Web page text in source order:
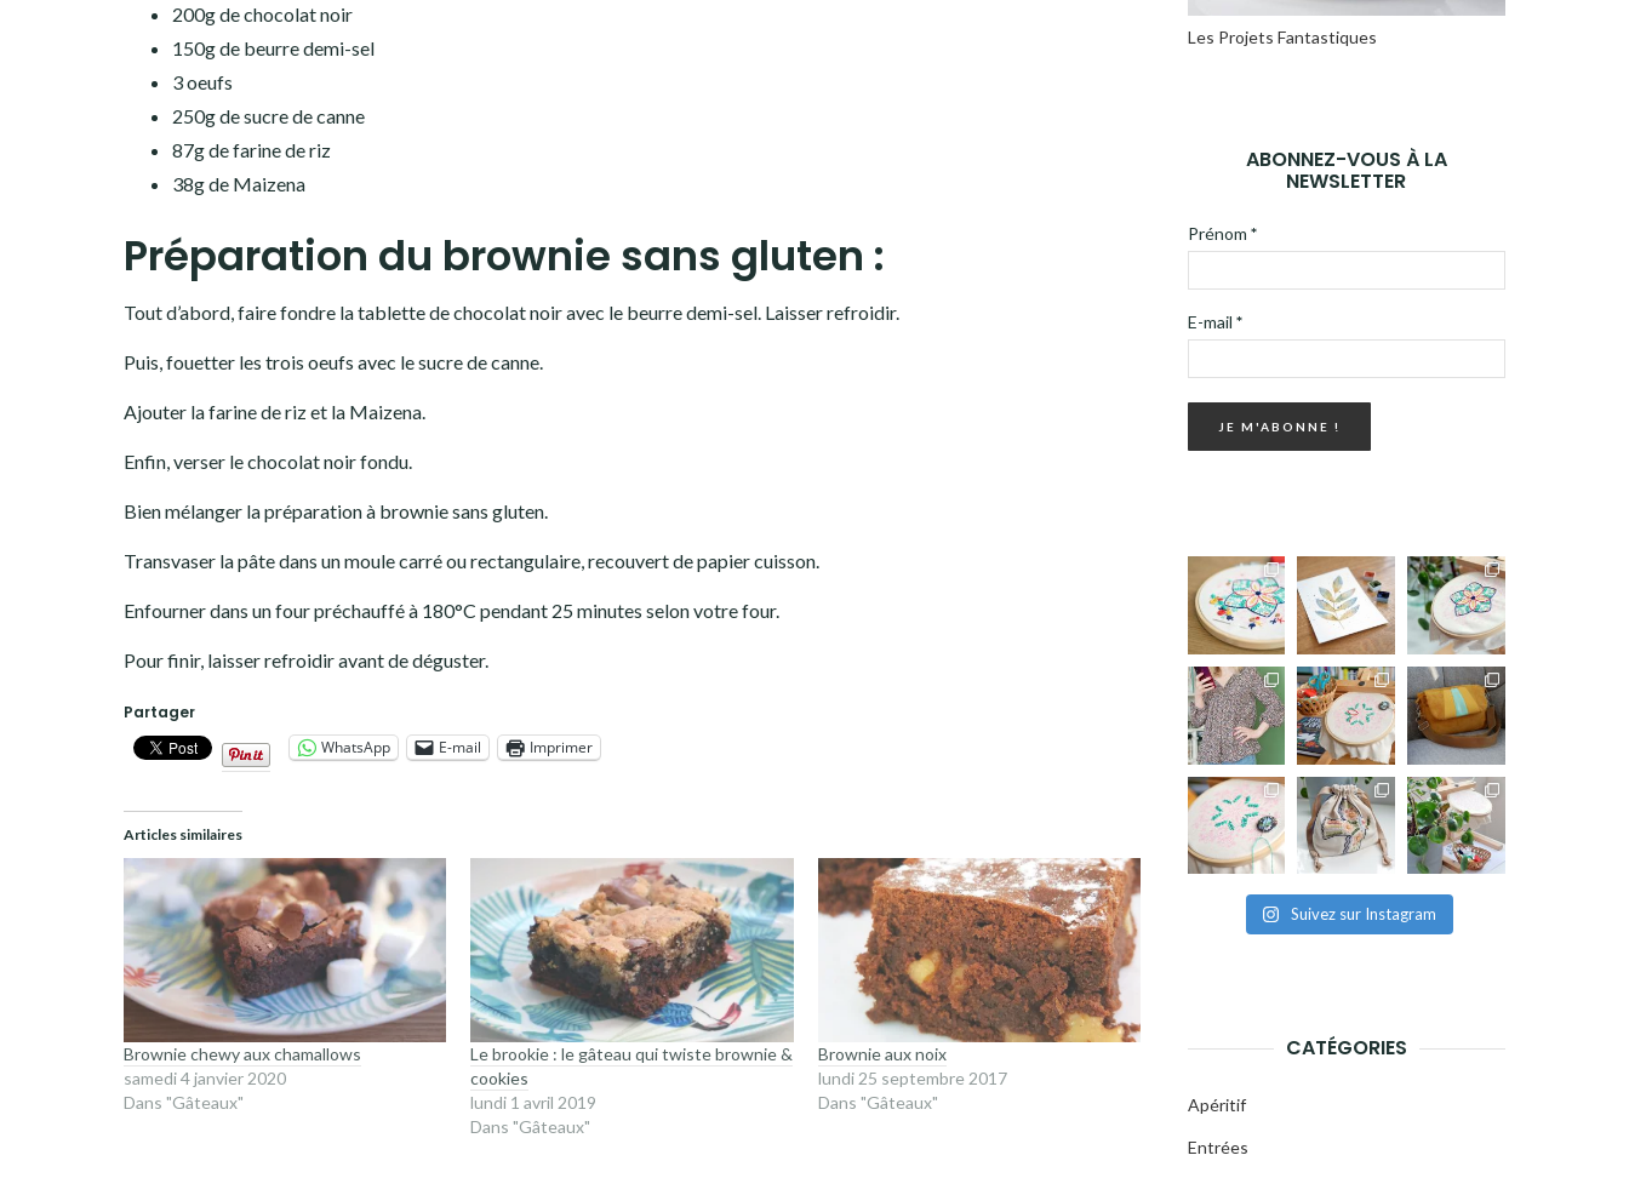
200g de chocolat noir
150g de beurre demi-sel
3 oeufs
250g de sucre de canne
87g de farine de riz
38g de Maizena
Préparation du brownie sans gluten :
Tout d’abord, faire fondre la tablette de chocolat noir avec le beurre demi-sel. Laisser refroidir.
Puis, fouetter les trois oeufs avec le sucre de canne.
Ajouter la farine de riz et la Maizena.
Enfin, verser le chocolat noir fondu.
Bien mélanger la préparation à brownie sans gluten.
Transvaser la pâte dans un moule carré ou rectangulaire, recouvert de papier cuisson.
Enfourner dans un four préchauffé à 180°C pendant 25 minutes selon votre four.
Pour finir, laisser refroidir avant de déguster.
Partager
WhatsApp
E-mail Imprimer
Articles similaires
Brownie chewy aux chamallows
samedi 4 janvier 2020
Dans "Gâteaux"
Le brookie : le gâteau qui twiste brownie &
cookies
lundi 1 avril 2019
Dans "Gâteaux"
Brownie aux noix
lundi 25 septembre 2017
Dans "Gâteaux"
Les Projets Fantastiques
ABONNEZ-VOUS À LA
NEWSLETTER
Prénom *
E-mail *
Suivez sur Instagram
CATÉGORIES
Apéritif
Entrées